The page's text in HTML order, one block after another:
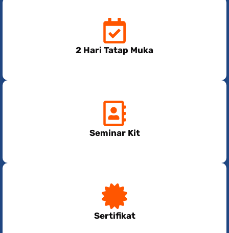
2 Hari Tatap Muka
Seminar Kit
Sertifikat